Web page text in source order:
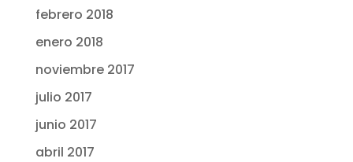
febrero 2018
enero 2018
noviembre 2017
julio 2017
junio 2017
abril 2017